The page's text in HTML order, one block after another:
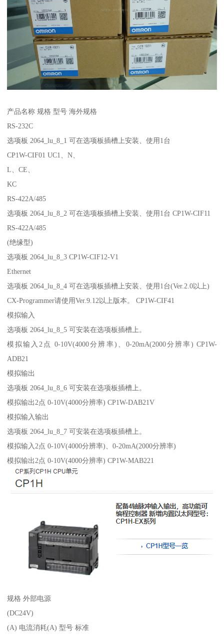
产品名称 规格 型号 海外规格
RS-232C
选项板 2064_lu_8_1 可在选项板插槽上安装、使用1台
CP1W-CIF01 UC1、N、
L、CE、
KC
RS-422A/485
选项板 2064_lu_8_2 可在选项板插槽上安装、使用1台 CP1W-CIF11
RS-422A/485
(绝缘型)
选项板 2064_lu_8_3 CP1W-CIF12-V1
Ethernet
选项板 2064_lu_8_4 可在选项板插槽上安装、使用1台(Ver.2.0以上)
CX-Programmer请使用Ver.9.12以上版本。 CP1W-CIF41
模拟输入
选项板 2064_lu_8_5 可安装在选项板插槽上。
模拟输入2点 0-10V(4000分辨率)、0-20mA(2000分辨率) CP1W-
ADB21
模拟输出
选项板 2064_lu_8_6 可安装在选项板插槽上。
模拟输出2点 0-10V(4000分辨率) CP1W-DAB21V
模拟输入输出
选项板 2064_lu_8_7 可安装在选项板插槽上。
模拟输入2点 0-10V(4000分辨率)、0-20mA(2000分辨率)
模拟输出2点 0-10V(4000分辨率) CP1W-MAB221
规格 外部电源
(DC24V)
(A) 电流消耗(A) 型号 标准